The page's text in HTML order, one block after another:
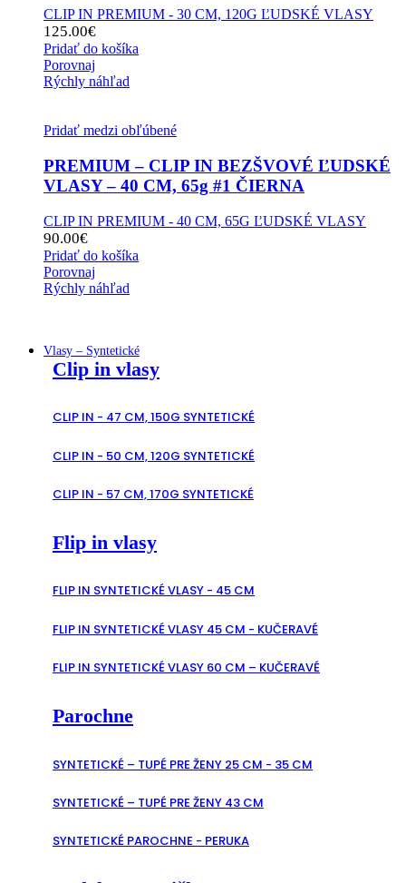
CLIP IN PREMIUM - 30 CM, 120G ĽUDSKÉ VLASY
125.00€
Pridať do košíka
Porovnaj
Rýchly náhľad
Pridať medzi obľúbené
PREMIUM – CLIP IN BEZŠVOVÉ ĽUDSKÉ
VLASY – 40 CM, 65g #1 ČIERNA
CLIP IN PREMIUM - 40 CM, 65G ĽUDSKÉ VLASY
90.00€
Pridať do košíka
Porovnaj
Rýchly náhľad
Vlasy – Syntetické
Clip in vlasy
CLIP IN - 47 CM, 150G SYNTETICKÉ
CLIP IN - 50 CM, 120G SYNTETICKÉ
CLIP IN - 57 CM, 170G SYNTETICKÉ
Flip in vlasy
FLIP IN SYNTETICKÉ VLASY - 45 CM
FLIP IN SYNTETICKÉ VLASY 45 CM - KUČERAVÉ
FLIP IN SYNTETICKÉ VLASY 60 CM – KUČERAVÉ
Parochne
SYNTETICKÉ – TUPÉ PRE ŽENY 25 CM - 35 CM
SYNTETICKÉ – TUPÉ PRE ŽENY 43 CM
SYNTETICKÉ PAROCHNE - PERUKA